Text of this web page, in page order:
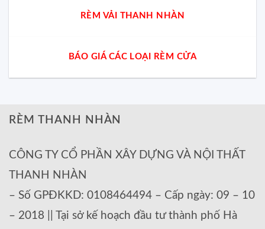
RÈM VẢI THANH NHÀN
BÁO GIÁ CÁC LOẠI RÈM CỬA
RÈM THANH NHÀN
CÔNG TY CỔ PHẦN XÂY DỰNG VÀ NỘI THẤT
THANH NHÀN
– Số GPĐKKD: 0108464494 – Cấp ngày: 09 – 10
– 2018 || Tại sở kế hoạch đầu tư thành phố Hà